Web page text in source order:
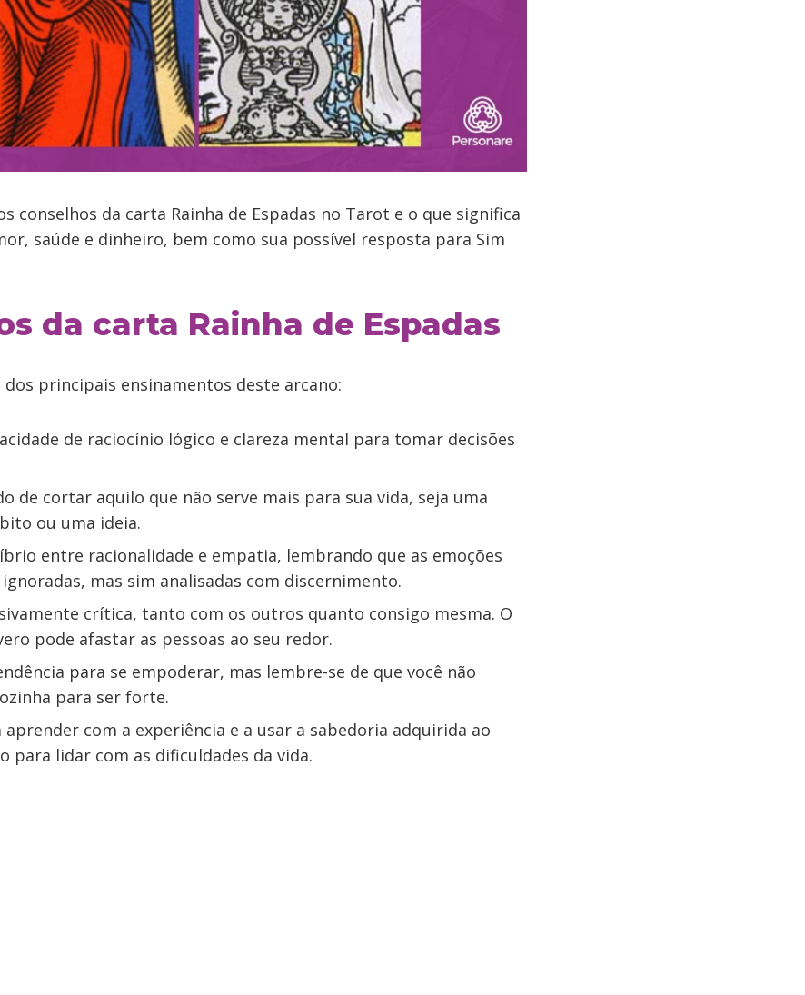
conselhos da carta Rainha de Espadas no Tarot e o que significa
saúde e dinheiro, bem como sua possível resposta para Sim
da carta Rainha de Espadas
principais ensinamentos deste arcano:
de raciocínio lógico e clareza mental para tomar decisões
de cortar aquilo que não serve mais para sua vida, seja uma
ou uma ideia.
entre racionalidade e empatia, lembrando que as emoções
mas sim analisadas com discernimento.
crítica, tanto com os outros quanto consigo mesma. O
pode afastar as pessoas ao seu redor.
para se empoderar, mas lembre-se de que você não
para ser forte.
aprender com a experiência e a usar a sabedoria adquirida ao
para lidar com as dificuldades da vida.